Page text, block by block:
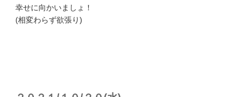
幸せに向かいましょ！
(相変わらず欲張り)